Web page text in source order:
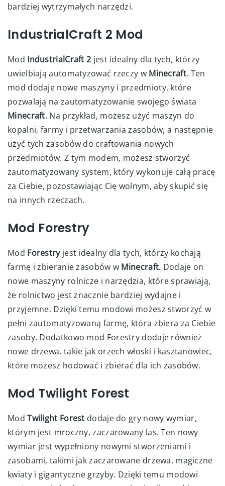
bardziej wytrzymałych narzędzi.
IndustrialCraft 2 Mod
Mod IndustrialCraft 2 jest idealny dla tych, którzy
uwielbiają automatyzować rzeczy w Minecraft. Ten
mod dodaje nowe maszyny i przedmioty, które
pozwalają na zautomatyzowanie swojego świata
Minecraft. Na przykład, możesz użyć maszyn do
kopalni, farmy i przetwarzania zasobów, a następnie
użyć tych zasobów do craftowania nowych
przedmiotów. Z tym modem, możesz stworzyć
zautomatyzowany system, który wykonuje całą pracę
za Ciebie, pozostawiając Cię wolnym, aby skupić się
na innych rzeczach.
Mod Forestry
Mod Forestryjest idealny dla tych, którzy kochają
farmę i zbieranie zasobów w Minecraft. Dodaje on
nowe maszyny rolnicze i narzędzia, które sprawiają,
że rolnictwo jest znacznie bardziej wydajne i
przyjemne. Dzięki temu modowi możesz stworzyć w
pełni zautomatyzowaną farmę, która zbiera za Ciebie
zasoby. Dodatkowo mod Forestry dodaje również
nowe drzewa, takie jak orzech włoski i kasztanowiec,
które możesz hodować i zbierać dla ich zasobów.
Mod Twilight Forest
ModTwilight Forest dodaje do gry nowy wymiar,
którym jest mroczny, zaczarowany las. Ten nowy
wymiar jest wypełniony nowymi stworzeniami i
zasobami, takimi jak zaczarowane drzewa, magiczne
kwiaty i gigantyczne grzyby. Dzięki temu modowi